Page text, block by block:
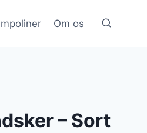
Om os
– Sort